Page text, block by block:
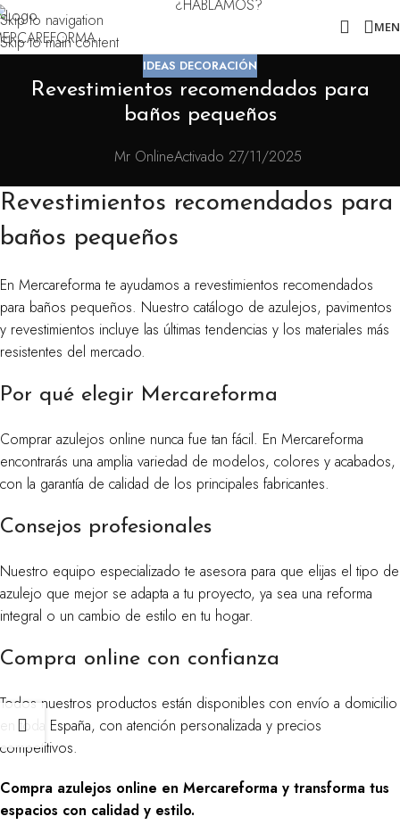
Skip to navigation
Skip to main content
¿HABLAMOS?
IDEAS DECORACIÓN
Revestimientos recomendados para
baños pequeños
Mr OnlineActivado 27/11/2025
Revestimientos recomendados para
baños pequeños
En Mercareforma te ayudamos a revestimientos recomendados
para baños pequeños. Nuestro catálogo de azulejos, pavimentos
y revestimientos incluye las últimas tendencias y los materiales más
resistentes del mercado.
Por qué elegir Mercareforma
Comprar azulejos online nunca fue tan fácil. En Mercareforma
encontrarás una amplia variedad de modelos, colores y acabados,
con la garantía de calidad de los principales fabricantes.
Consejos profesionales
Nuestro equipo especializado te asesora para que elijas el tipo de
azulejo que mejor se adapta a tu proyecto, ya sea una reforma
integral o un cambio de estilo en tu hogar.
Compra online con confianza
Todos nuestros productos están disponibles con envío a domicilio
en toda España, con atención personalizada y precios
competitivos.
Compra azulejos online en Mercareforma y transforma tus
espacios con calidad y estilo.